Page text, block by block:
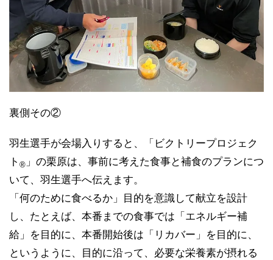
裏側その②
羽生選手が会場入りすると、「ビクトリープロジェク
ト ® 」の栗原は、事前に考えた食事と補食のプランにつ
いて、羽生選手へ伝えます。
「何のために食べるか」目的を意識して献立を設計
し、たとえば、本番までの食事では「エネルギー補
給」を目的に、本番開始後は「リカバー」を目的に、
というように、目的に沿って、必要な栄養素が摂れる